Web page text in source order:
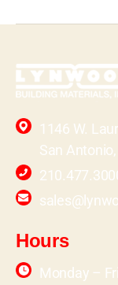
1146 W.
San
Hours
Monday –